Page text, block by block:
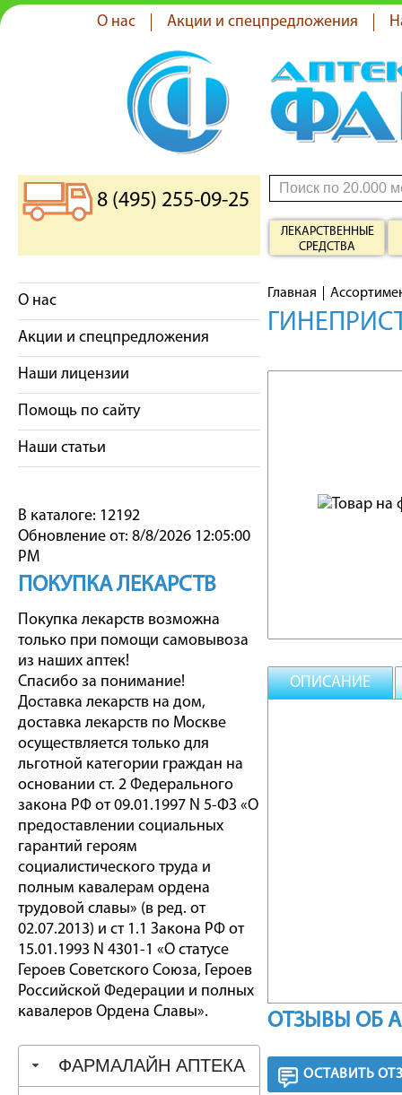
О нас Акции и спецпредложения
8 (495) 255-09-25
ЛЕКАРСТВЕННЫЕ
СРЕДСТВА
О нас
Акции и спецпредложения
Наши лицензии
Помощь по сайту
Наши статьи
В каталоге: 12192
Обновление от: 8/8/2026 12:05:00
PM
ПОКУПКА ЛЕКАРСТВ
Покупка лекарств возможна
только при помощи самовывоза
из наших аптек!
Спасибо за понимание!
Доставка лекарств на дом,
доставка лекарств по Москве
осуществляется только для
льготной категории граждан на
основании ст. 2 Федерального
закона РФ от 09.01.1997 N 5-ФЗ «О
предоставлении социальных
гарантий героям
социалистического труда и
полным кавалерам ордена
трудовой славы» (в ред. от
02.07.2013) и ст 1.1 Закона РФ от
15.01.1993 N 4301-1 «О статусе
Героев Советского Союза, Героев
Российской Федерации и полных
кавалеров Ордена Славы».
ФАРМАЛАЙН АПТЕКА
Главная
ОПИСАНИЕ
ОТЗЫВЫ ОБ
ОСТАВИТЬ